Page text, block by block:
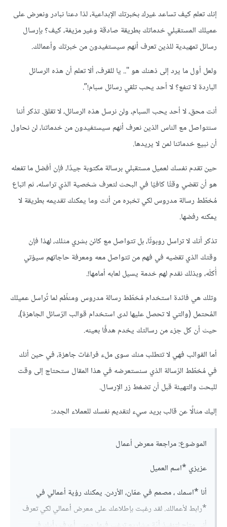
إنك تعلم كيف تساعد غيرك بخبرتك الإبداعية، لذا دعنا نبادر ونعرض على
عميلك المستقبلي خدماتك بطريقة صادقة وغير مزيفة، كيف؟ بإرسال
رسائل تمهيدية للذين تعرف أنهم سيستفيدون من خبرتك وأعمالك.
ولعل أول ما يرد إلى ذهنك هو ".. يا للقرف، أﻻ تعلم أن هذه الرسائل
الباردة ﻻ تنفع؟ ﻻ أحد يحب تلقي رسائل سبام!”.
أنت محق، ﻻ أحد يحب السبام، ولن نرسل هذه الرسائل، ﻻ تقلق. تذكر أننا
سنتواصل مع الناس الذين نعرف أنهم سيستفيدون من خدماتنا، لن نحاول
أن نبيع خدماتنا لمن ﻻ يريدها.
حين تقدم نفسك لعميل مستقبلي برسالة مكتوبة جيدًا، فإن أفضل ما تفعله
هو أن تقضي وقتًا كافيًا في البحث لتعرف شخصية الذي تراسله، ثم اتباع
مُخطّط رسالة مدروس لكي تخبره من أنت وما يمكنك تقديمه بطريقة ﻻ
يمكنه رفضها.
تذكر أنك ﻻ تراسل روبوتًا، بل تتواصل مع كائن بشري مثلك، لهذا فإن
وقتك الذي تقضيه في فهم من تتواصل معه ومعرفة حاجاتهم سيؤتي
أُكلَه، وبذلك نقدم لهم خدمة يسيل لعابه أمامها!.
وتلك هي فائدة استخدام مُخطّط رسالة مدروس ومنظّم لما تُراسل عميلك
المُحتمل (والتي ﻻ تحصل عليها لدى استخدام قوالب الرّسائل الجاهزة)،
حيث أن كل جزء من رسالتك يخدم هدفًا بعينه.
أما القوالب فهي ﻻ تتطلب منك سوى ملء فراغات جاهزة، في حين أنك
في مُخطّط الرّسالة الذي سنستعرضه في هذا المقال ستحتاج إلى وقت
للبحث والتهيئة قبل أن تضغط زر اﻹرسال.
إليك مثالًا عن قالب بريد سيء لتقديم نفسك للعملاء الجدد:
الموضوع: مراجعة معرض أعمال
عزيزي *اسم العميل
أنا *اسمك ، مصمم في عمّان، الأردن. يمكنك رؤية أعمالي في
*رابط ﻷعمالك. لقد رغبت بإطلاعك على معرض أعمالي لكي تعرف